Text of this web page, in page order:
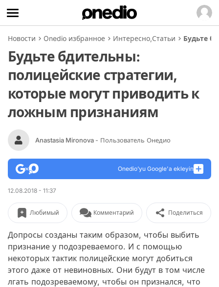
Новости Onedio избранное Интересно,Статьи Будьте
Будьте бдительны:
полицейские стратегии,
которые могут приводить к
ложным признаниям
Anastasia Mironova - Пользователь Онедио
Onedio’yu Google'a ekleyin
12.08.2018 - 11:37
Любимый Комментарий Поделиться
Допросы созданы таким образом, чтобы выбить
признание у подозреваемого. И с помощью
некоторых тактик полицейские могут добиться
этого даже от невиновных. Они будут в том числе
лгать подозреваемому, чтобы он признался, что